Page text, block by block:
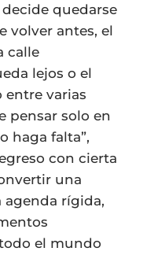
quedarse
volver antes, el
calle
lejos o el
varias
pensar solo en
haga falta”,
con cierta
una
rígida,
el mundo